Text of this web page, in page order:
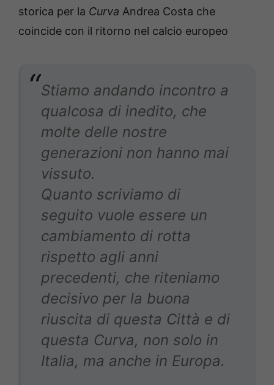
storica per la Curva Andrea Costa che
coincide con il ritorno nel calcio europeo
Stiamo andando incontro a
qualcosa di inedito, che
molte delle nostre
generazioni non hanno mai
vissuto.
Quanto scriviamo di
seguito vuole essere un
cambiamento di rotta
rispetto agli anni
precedenti, che riteniamo
decisivo per la buona
riuscita di questa Città e di
questa Curva, non solo in
Italia, ma anche in Europa.